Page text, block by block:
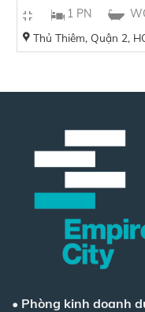
1 PN
Thủ Thiêm, Quận 2,
• Phòng kinh doanh